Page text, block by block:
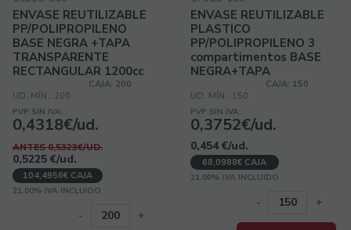
ENVASE REUTILIZABLE
PP/POLIPROPILENO
BASE NEGRA +TAPA
TRANSPARENTE
RECTANGULAR 1200cc
250x185x40/19mm
CAJA: 200
UD. MÍN.: 200
PVP SIN IVA:
0,4318€/ud.
ANTES 0,5323€/UD.
0,5225 €/ud.
104,4956€ CAJA
21.00% IVA INCLUIDO
- +
ENVASE REUTILIZABLE
PLASTICO
PP/POLIPROPILENO 3
compartimentos BASE
NEGRA+TAPA
TRANSPARENTE
RECTANGULAR 930cc
230x180x62mm
CAJA: 150
UD. MÍN.: 150
PVP SIN IVA:
0,3752€/ud.
0,454 €/ud.
68,0988€ CAJA
21.00% IVA INCLUIDO
- +